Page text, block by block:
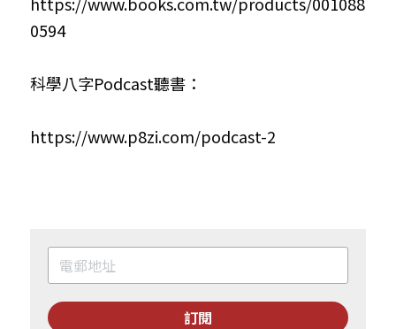
0594
科學八字Podcast聽書：
https://www.p8zi.com/podcast-2
訂閱